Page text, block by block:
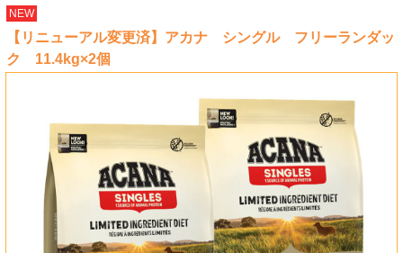
NEW
【リニューアル変更済】アカナ シングル フリーランダッ
ク 11.4kg×2個